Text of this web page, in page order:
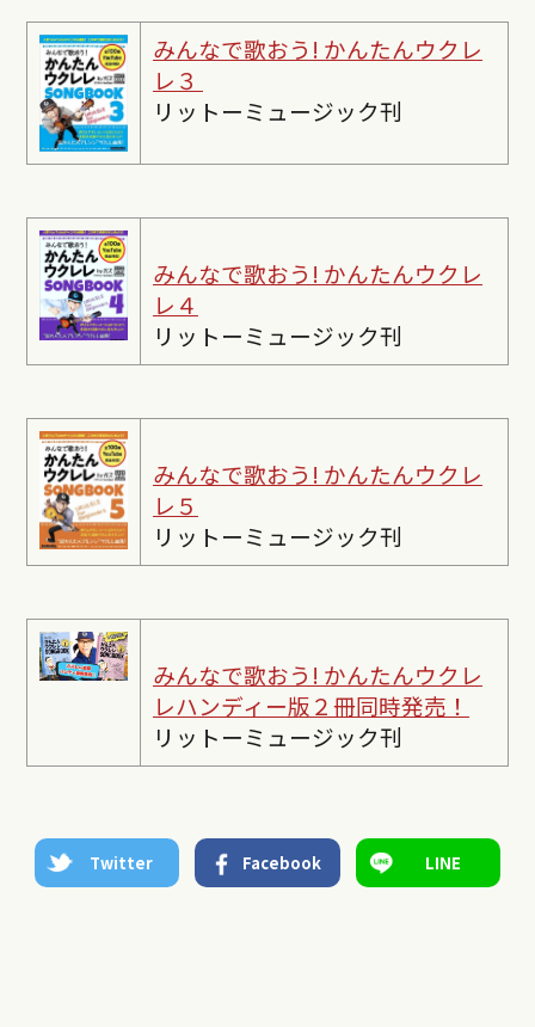
みんなで歌おう! かんたんウクレ
レ３
リットーミュージック刊
みんなで歌おう! かんたんウクレ
レ４
リットーミュージック刊
みんなで歌おう! かんたんウクレ
レ５
リットーミュージック刊
みんなで歌おう! かんたんウクレ
レハンディー版２冊同時発売！
リットーミュージック刊
Twitter Facebook LINE